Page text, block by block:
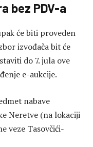
bez PDV-a
će biti proveden
izvođača bit će
do 7. jula ove
e-aukcije.
nabave
Neretve (na lokaciji
veze Tasovčići-